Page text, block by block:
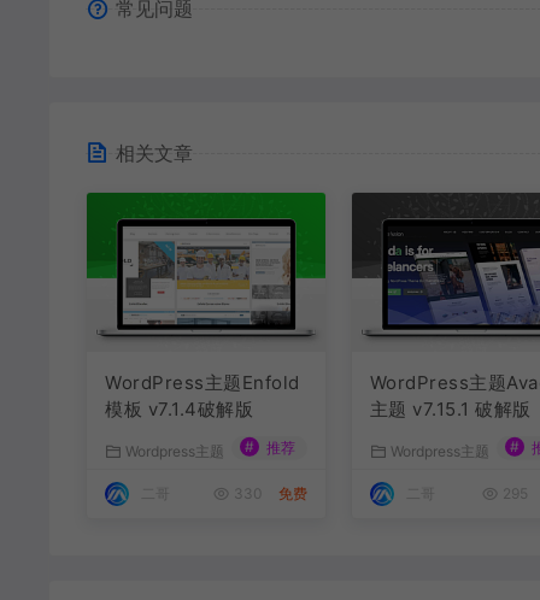
常见问题
相关文章
WordPress主题Enfold
模板 v7.1.4破解版
Wordpress主题 # 推荐
330 免费
WordPress主题
主题 v7.15.1 破解版
Wordpress主题 #
295